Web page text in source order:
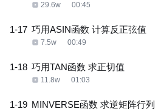
29.6w 00:45
1-17 巧用ASIN函数 计算反正弦值
7.5w 00:49
1-18 巧用TAN函数 求正切值
11.8w 01:03
1-19 MINVERSE函数 求逆矩阵行列